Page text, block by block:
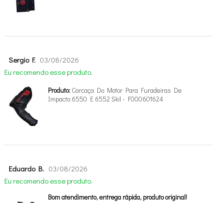
Sergio F. 03/08/2026
Eu recomendo esse produto.
Produto:Carcaça Do Motor Para Furadeiras De
Impacto 6550 E 6552 Skil - F000601624
Eduardo B. 03/08/2026
Eu recomendo esse produto.
Bom atendimento, entrega rápida, produto original!